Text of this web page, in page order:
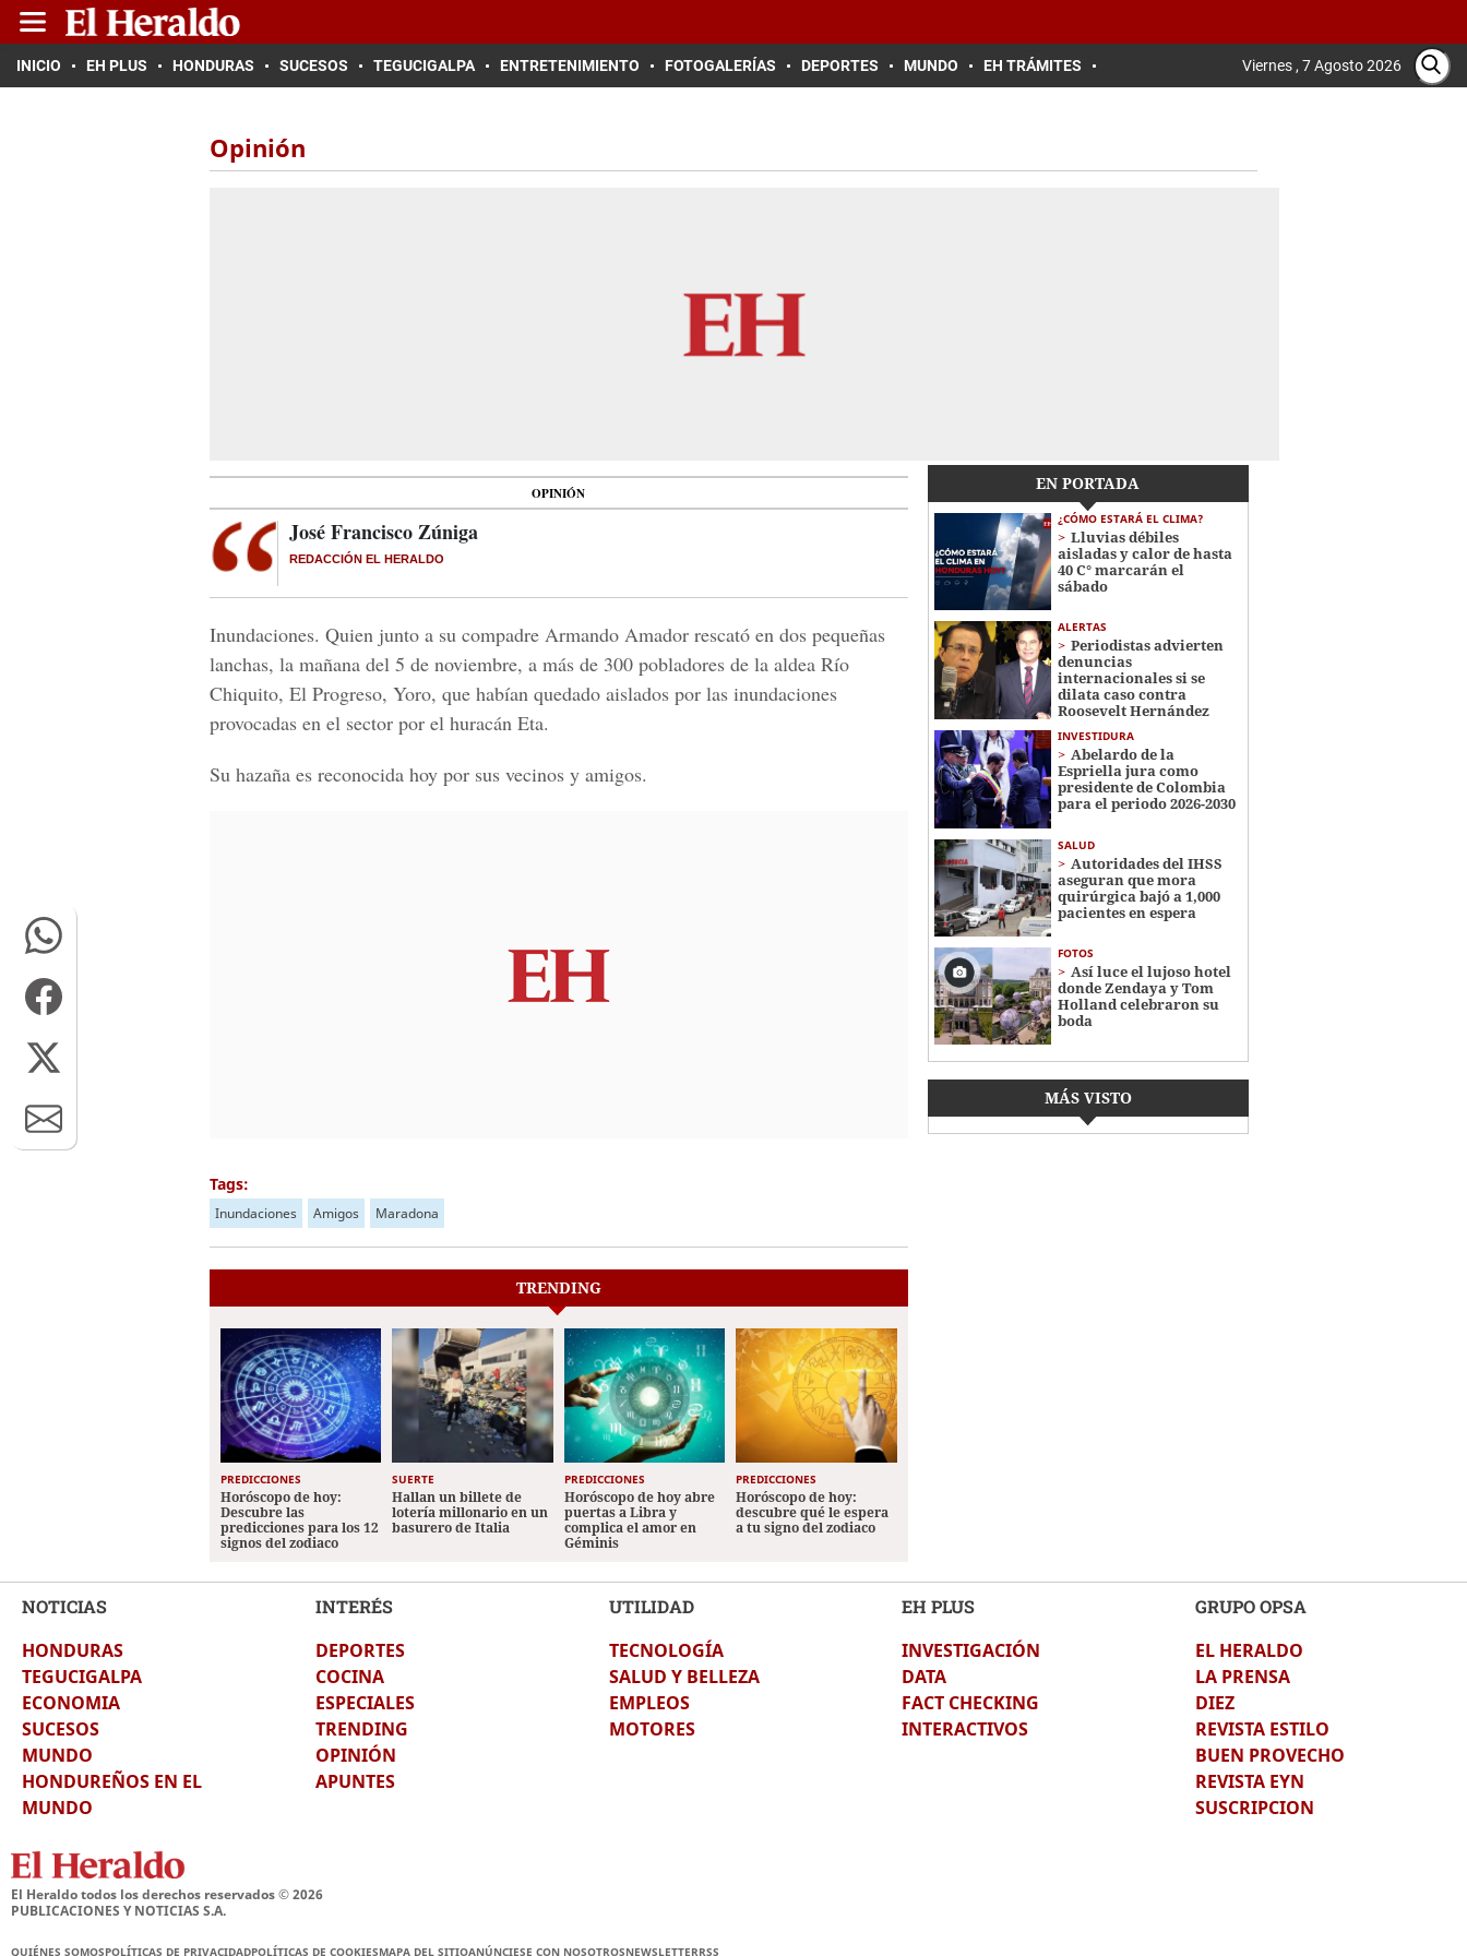
INICIO EH PLUS HONDURAS SUCESOS TEGUCIGALPA ENTRETENIMIENTO FOTOGALERÍAS DEPORTES MUNDO EH TRÁMITES Viernes , 7 Agosto 2026
Opinión
OPINIÓN
José Francisco Zúniga
REDACCIÓN EL HERALDO
Inundaciones. Quien junto a su compadre Armando Amador rescató en dos pequeñas
lanchas, la mañana del 5 de noviembre, a más de 300 pobladores de la aldea Río
Chiquito, El Progreso, Yoro, que habían quedado aislados por las inundaciones
provocadas en el sector por el huracán Eta.
Su hazaña es reconocida hoy por sus vecinos y amigos.
Tags:
Inundaciones Amigos Maradona
EN PORTADA
¿CÓMO ESTARÁ EL CLIMA?
Lluvias débiles
aisladas y calor de hasta
40 C° marcarán el
sábado
ALERTAS
Periodistas advierten
denuncias
internacionales si se
dilata caso contra
Roosevelt Hernández
INVESTIDURA
Abelardo de la
Espriella jura como
presidente de Colombia
para el periodo 2026-2030
SALUD
Autoridades del IHSS
aseguran que mora
quirúrgica bajó a 1,000
pacientes en espera
FOTOS
Así luce el lujoso hotel
donde Zendaya y Tom
Holland celebraron su
boda
MÁS VISTO
TRENDING
PREDICCIONES
Horóscopo de hoy:
Descubre las
predicciones para los 12
signos del zodiaco
SUERTE
Hallan un billete de
lotería millonario en un
basurero de Italia
PREDICCIONES
Horóscopo de hoy abre
puertas a Libra y
complica el amor en
Géminis
PREDICCIONES
Horóscopo de hoy:
descubre qué le espera
a tu signo del zodiaco
NOTICIAS
HONDURAS
TEGUCIGALPA
ECONOMIA
SUCESOS
MUNDO
HONDUREÑOS EN EL
MUNDO
INTERÉS
DEPORTES
COCINA
ESPECIALES
TRENDING
OPINIÓN
APUNTES
UTILIDAD
TECNOLOGÍA
SALUD Y BELLEZA
EMPLEOS
MOTORES
EH PLUS
INVESTIGACIÓN
DATA
FACT CHECKING
INTERACTIVOS
GRUPO OPSA
EL HERALDO
LA PRENSA
DIEZ
REVISTA ESTILO
BUEN PROVECHO
REVISTA EYN
SUSCRIPCION
El Heraldo todos los derechos reservados ©2026
PUBLICACIONES Y NOTICIAS S.A.
QUIÉNES SOMOSPOLÍTICAS DE PRIVACIDADPOLÍTICAS DE COOKIESMAPA DEL SITIOANÚNCIESE CON NOSOTROSNEWSLETTERRSS